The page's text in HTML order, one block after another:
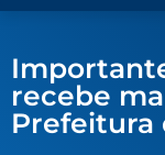
recebe
Prefeitura